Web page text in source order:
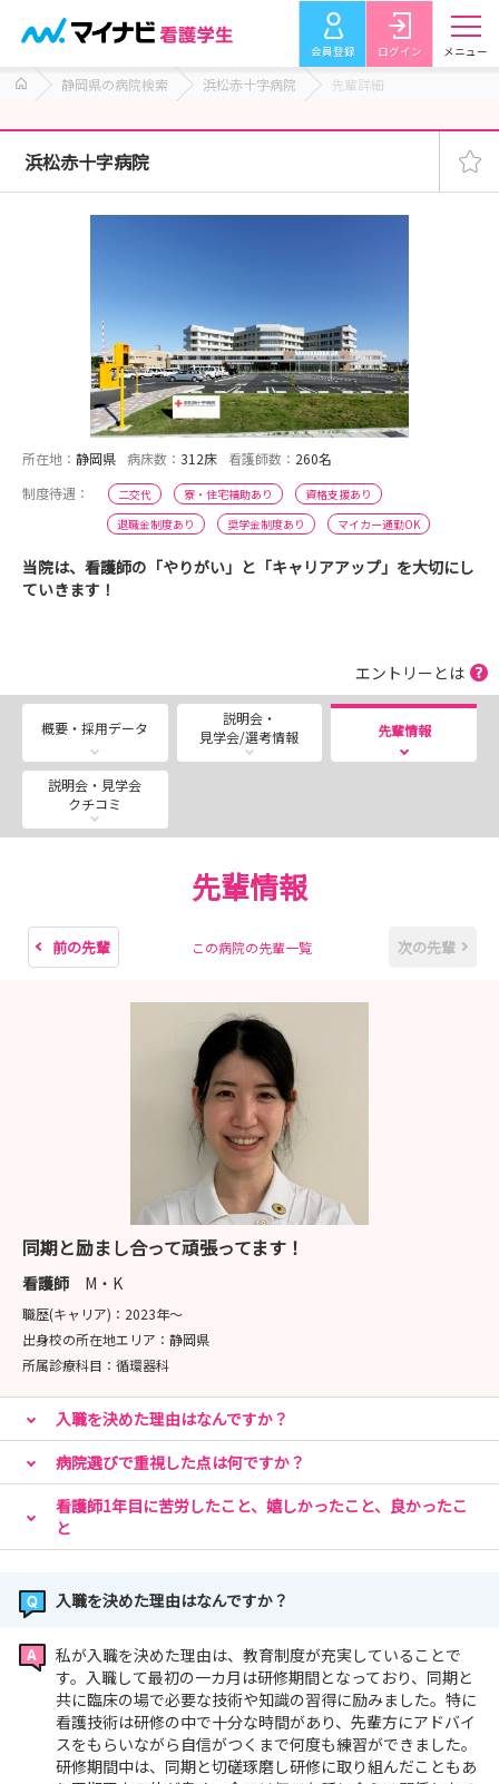
会員登録 ログイン メニュー
静岡県の病院検索 浜松赤十字病院 先輩詳細
浜松赤十字病院
所在地： 静岡県 病床数： 312床 看護師数： 260名
制度待遇：
二交代 寮・住宅補助あり
資格支援あり
退職金制度あり
奨学金制度あり マイカー通勤OK
当院は、看護師の「やりがい」と「キャリアアップ」を大切にし
ていきます！
エントリーとは
概要・採用データ
説明会・
見学会/選考情報
先輩情報
説明会・見学会
クチコミ
先輩情報
前の先輩 この病院の先輩一覧 次の先輩
同期と励まし合って頑張ってます！
看護師 M・K
職歴(キャリア)： 2023年〜
出身校の所在地エリア： 静岡県
所属診療科目： 循環器科
入職を決めた理由はなんですか？
病院選びで重視した点は何ですか？
看護師1年目に苦労したこと、嬉しかったこと、良かったこ
と
入職を決めた理由はなんですか？
私が入職を決めた理由は、教育制度が充実していることで
す。入職して最初の一カ月は研修期間となっており、同期と
共に臨床の場で必要な技術や知識の習得に励みました。特に
看護技術は研修の中で十分な時間があり、先輩方にアドバイ
スをもらいながら自信がつくまで何度も練習ができました。
研修期間中は、同期と切磋琢磨し研修に取り組んだこともあ